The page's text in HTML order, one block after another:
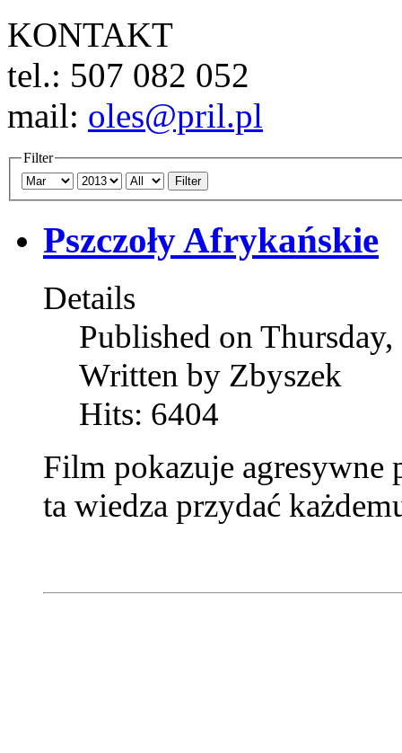
KONTAKT
tel.: 507 082 052
mail: oles@pril.pl
Filter
Filter
Pszczoły Afrykańskie
Details
Published on
Written by Zbyszek
Hits: 6404
Film pokazuje agresywne
ta wiedza przydać